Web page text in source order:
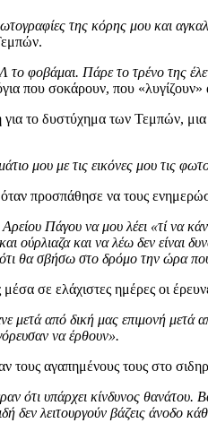
της κόρης μου και
φοβάμαι. Πάρε το τρένο της
που σοκάρουν, που «λυγίζουν»
το δυστύχημα των Τεμπών, μια
μου με τις εικόνες μου τις
προσπάθησε να τους
Αρείου Πάγου να μου λέει «τί
ούρλιαζα και να λέω δεν είναι
θα σβήσω στο δρόμο την ώρα
σε ελάχιστες ημέρες οι
μετά από δική μας επιμονή μετά
να έρθουν».
αγαπημένους τους στο
ότι υπάρχει κίνδυνος θανάτου.
δεν λειτουργούν βάζεις άνοδο